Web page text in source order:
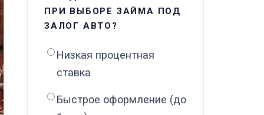
ПРИ ВЫБОРЕ ЗАЙМА ПОД
ЗАЛОГ АВТО?
Низкая процентная
ставка
Быстрое оформление (до